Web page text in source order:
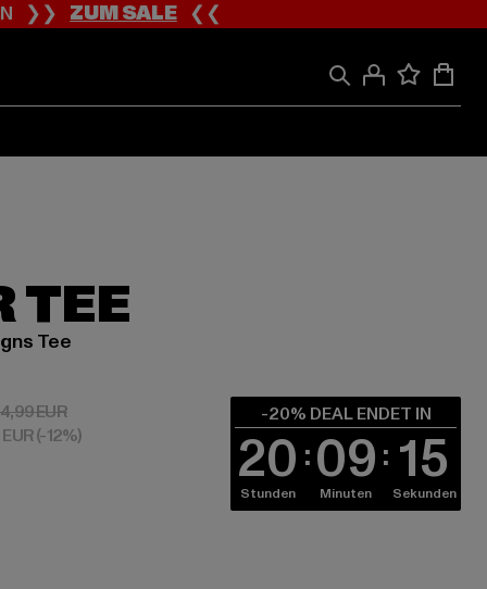
❯❯ZUM SALE❮❮
TEE
Tee
EUR
EURAktionspreis: 24,99 EUR
(-12%)
-20% DEAL ENDET IN
20
Stunden 09
Minuten 14
Sekunden